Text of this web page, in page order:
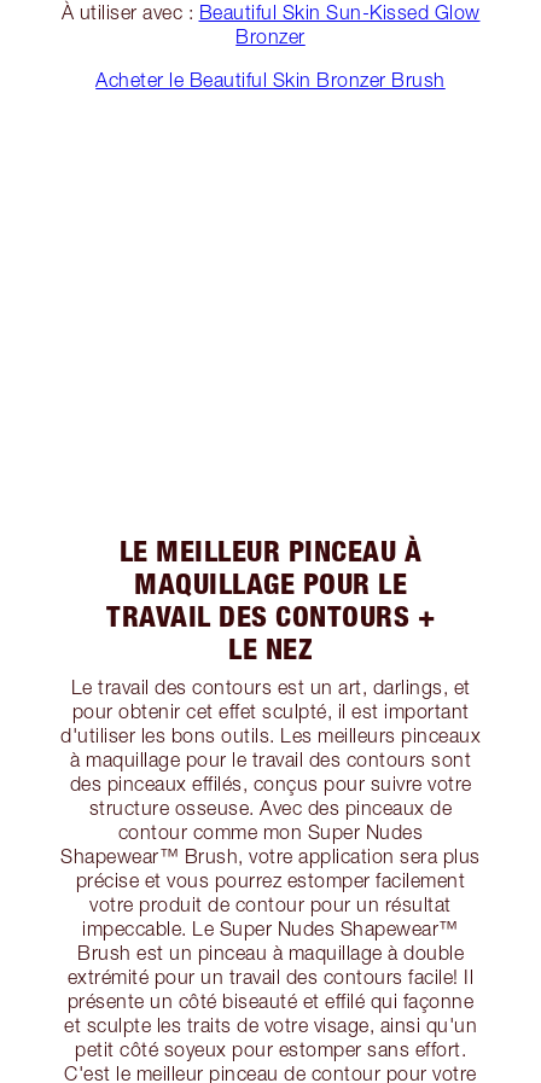
À utiliser avec : Beautiful Skin Sun-Kissed Glow
Bronzer
Acheter le Beautiful Skin Bronzer Brush
LE MEILLEUR PINCEAU À
MAQUILLAGE POUR LE
TRAVAIL DES CONTOURS +
LE NEZ
Le travail des contours est un art, darlings, et
pour obtenir cet effet sculpté, il est important
d'utiliser les bons outils. Les meilleurs pinceaux
à maquillage pour le travail des contours sont
des pinceaux effilés, conçus pour suivre votre
structure osseuse. Avec des pinceaux de
contour comme mon Super Nudes
Shapewear™ Brush, votre application sera plus
précise et vous pourrez estomper facilement
votre produit de contour pour un résultat
impeccable. Le Super Nudes Shapewear™
Brush est un pinceau à maquillage à double
extrémité pour un travail des contours facile! Il
présente un côté biseauté et effilé qui façonne
et sculpte les traits de votre visage, ainsi qu'un
petit côté soyeux pour estomper sans effort.
C'est le meilleur pinceau de contour pour votre